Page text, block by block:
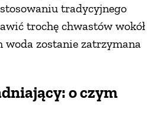
tradycyjnego
trochę chwastów wokół
zostanie zatrzymana
o czym